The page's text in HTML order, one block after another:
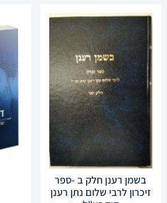
בשמן רענן חלק ב -ספר
זיכרון לרבי שלום נתן רענן